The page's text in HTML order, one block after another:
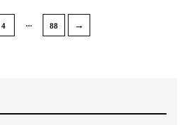
4 ... 88 →